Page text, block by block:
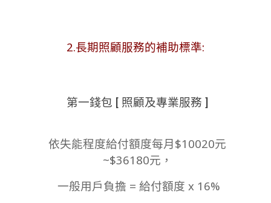
2.長期照顧服務的補助標準:
第一錢包 [ 照顧及專業服務 ]
依失能程度給付額度每月$10020元
~$36180元，
一般用戶負擔 = 給付額度 x 16%